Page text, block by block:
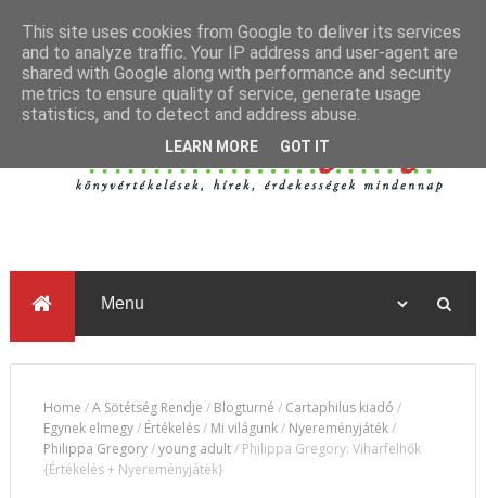
Home /A Sötétség Rendje / Blogturné / Cartaphilus kiadó /
Egynek elmegy/ Értékelés/ Mi világunk/ Nyereményjáték/
Philippa Gregory/young adult/ Philippa Gregory: Viharfelhők
{Értékelés + Nyereményjáték}
This site uses cookies from Google to deliver its services
and to analyze traffic. Your IP address and user-agent are
shared with Google along with performance and security
metrics to ensure quality of service, generate usage
statistics, and to detect and address abuse.
LEARN MORE GOT IT